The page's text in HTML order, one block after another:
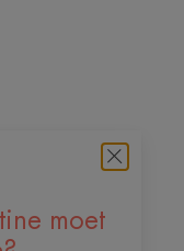
moet